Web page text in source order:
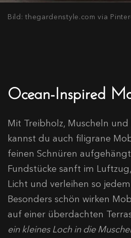
Bild: thegardenstyle.com via
Ocean-Inspired
Mit Treibholz, Muscheln und
kannst du auch filigrane
feinen Schnüren
Fundstücke sanft im
Licht und verleihen so
Besonders schön wirken
auf einer überdachten
ein kleines Loch in die